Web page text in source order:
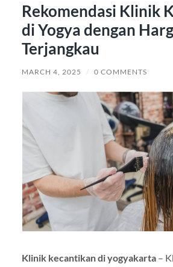
Rekomendasi Klinik
di Yogya dengan
Terjangkau
MARCH 4, 2025 / 0 COMMENTS
Klinik kecantikan di yogyakarta–